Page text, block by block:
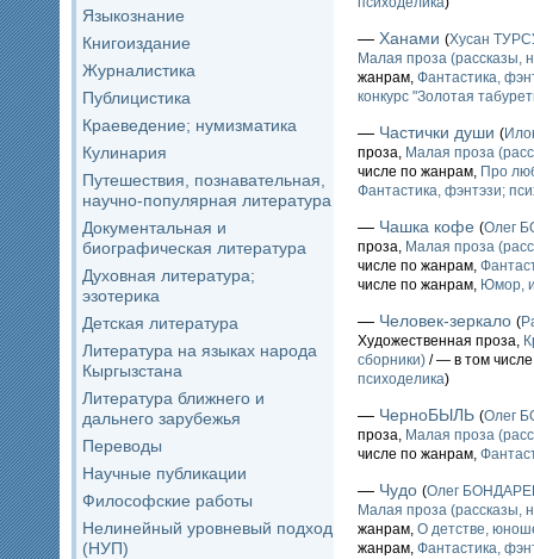
Языкознание
Книгоиздание
Журналистика
Публицистика
Краеведение; нумизматика
Кулинария
Путешествия, познавательная,
научно-популярная литература
Документальная и
биографическая литература
Духовная литература;
эзотерика
Детская литература
Литература на языках народа
Кыргызстана
Литература ближнего и
дальнего зарубежья
Переводы
Научные публикации
Философские работы
Нелинейный уровневый подход
(НУП)
— Ханами (Хусан
Малая проза (рассказы,
жанрам, Фантастика,
конкурс "Золотая
— Частички души (
проза, Малая проза
числе по жанрам, Про
Фантастика, фэнтэзи;
— Чашка кофе (Олег
проза, Малая проза
числе по жанрам,
числе по жанрам, Юмор,
— Человек-зеркало (
Художественная проза,
сборники) / — в том
психоделика)
— ЧерноБЫЛЬ (Олег
проза, Малая проза
числе по жанрам,
— Чудо (Олег
Малая проза (рассказы,
жанрам, О детстве,
жанрам, Фантастика,